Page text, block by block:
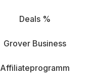
Deals %
Grover Business
Affiliateprogramm